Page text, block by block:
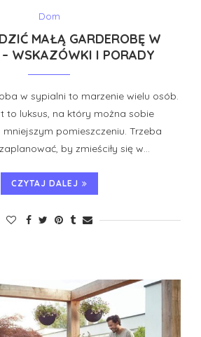
Dom
MAŁĄ GARDEROBĘ W
WSKAZÓWKI I PORADY
w sypialni to marzenie wielu osób.
to luksus, na który można sobie
pomieszczeniu. Trzeba
by zmieściły się w…
CZYTAJ DALEJ